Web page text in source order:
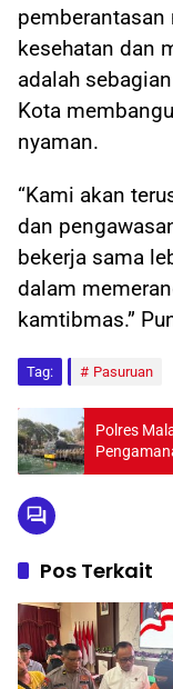
pemberantasan
kesehatan dan
adalah
Kota
nyaman.
“Kami akan
dan
bekerja sama
dalam
kamtibmas.”
Tag: Pasuruan
Polres
Pos Terkait